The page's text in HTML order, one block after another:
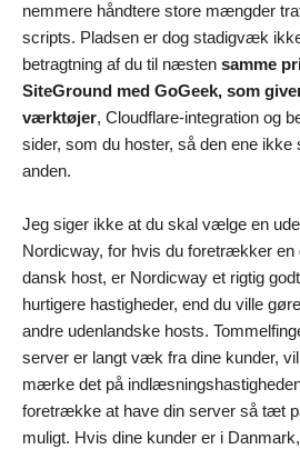
nemmere håndtere store mængder
scripts. Pladsen er dog stadigvæk
betragtning af du til næsten samme
SiteGround med GoGeek, som
værktøjer, Cloudflare-integration og
sider, som du hoster, så den ene ikke
anden.
Jeg siger ikke at du skal vælge en
Nordicway, for hvis du foretrækker en
dansk host, er Nordicway et rigtig
hurtigere hastigheder, end du ville
andre udenlandske hosts.
server er langt væk fra dine kunder,
mærke det på
foretrække at have din server så tæt
muligt. Hvis dine kunder er i